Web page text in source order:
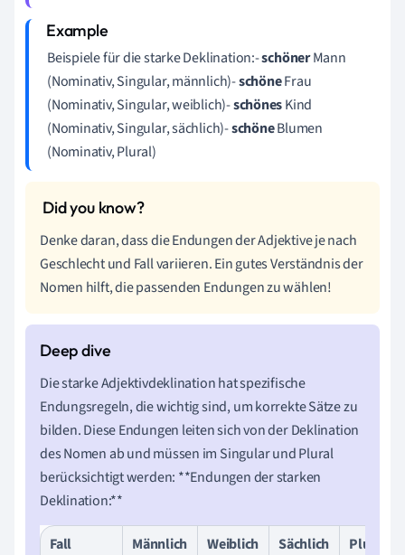
Beispiele für die starke Deklination:-schönerMann
(Nominativ, Singular, männlich)-schöneFrau
(Nominativ, Singular, weiblich)-schönesKind
(Nominativ, Singular, sächlich)-schöneBlumen
(Nominativ, Plural)
Denke daran, dass die Endungen der Adjektive je nach
Geschlecht und Fall variieren. Ein gutes Verständnis der
Nomen hilft, die passenden Endungen zu wählen!
Die starke Adjektivdeklination hat spezifische
Endungsregeln, die wichtig sind, um korrekte Sätze zu
bilden. Diese Endungen leiten sich von der Deklination
des Nomen ab und müssen im Singular und Plural
berücksichtigt werden: **Endungen der starken
Deklination:**
Fall Männlich Weiblich Sächlich
Plural